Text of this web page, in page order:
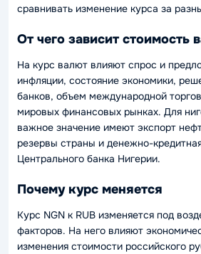
сравнивать изменение курса за
От чего зависит стоимость
На курс валют влияют спрос и
инфляции, состояние экономики,
банков, объем международной
мировых финансовых рынках. Для
важное значение имеют экспорт
резервы страны и денежно-
Центрального банка Нигерии.
Почему курс меняется
Курс NGN к RUB изменяется под
факторов. На него влияют
изменения стоимости российского